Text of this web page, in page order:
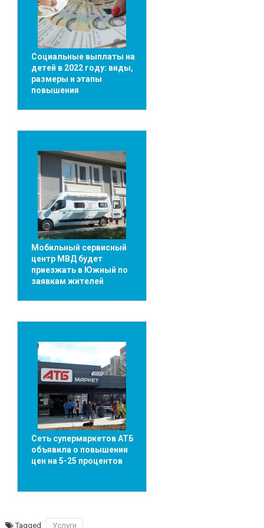
Социальные выплаты на
детей в 2022 году: виды,
размеры и этапы
повышения
Мобильный сервисный
центр МВД будет
приезжать в Южный по
заявкам жителей
Сеть супермаркетов АТБ
объявила о повышении
цен на 5-25 процентов
Tagged Услуги